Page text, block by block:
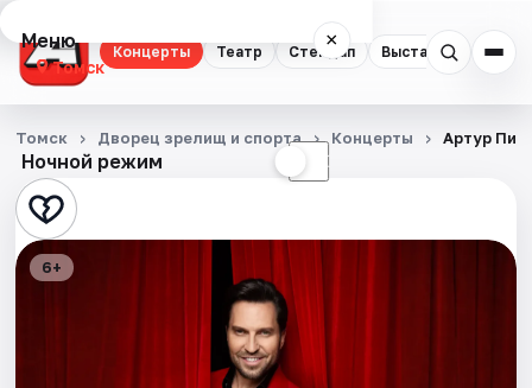
Концерты Театр Стендап Выставки
Меню ×
Томск
Концерты
Театр
Стендап
Ночной режим ☾
Томск Дворец зрелищ и спорта Концерты Артур
6+